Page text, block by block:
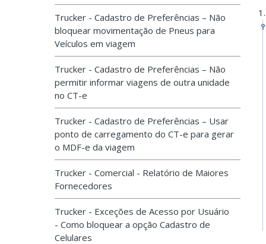
Trucker - Cadastro de Preferências – Não
bloquear movimentação de Pneus para
Veículos em viagem
Trucker - Cadastro de Preferências – Não
permitir informar viagens de outra unidade
no CT-e
Trucker - Cadastro de Preferências – Usar
ponto de carregamento do CT-e para gerar
o MDF-e da viagem
Trucker - Comercial - Relatório de Maiores
Fornecedores
Trucker - Exceções de Acesso por Usuário
- Como bloquear a opção Cadastro de
Celulares